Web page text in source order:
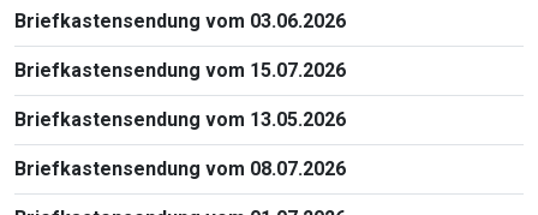
Briefkastensendung vom 03.06.2026
Briefkastensendung vom 15.07.2026
Briefkastensendung vom 13.05.2026
Briefkastensendung vom 08.07.2026